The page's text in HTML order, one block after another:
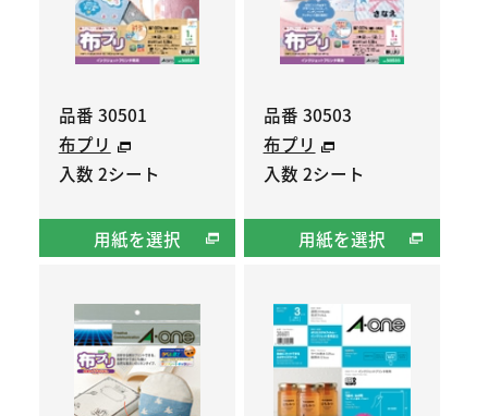
品番 30501
布プリ
入数 2シート
用紙を選択
品番 30503
布プリ
入数 2シート
用紙を選択